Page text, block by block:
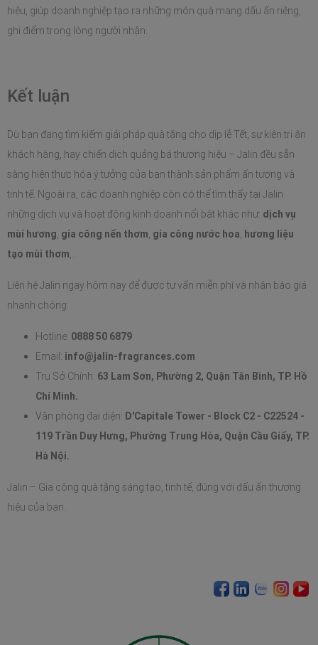
hiệu, giúp doanh nghiệp tạo ra những món quà mang dấu ấn riêng,
ghi điểm trong lòng người nhận.
Kết luận
Dù bạn đang tìm kiếm giải pháp quà tặng cho dịp lễ Tết, sự kiện tri ân
khách hàng, hay chiến dịch quảng bá thương hiệu – Jalin đều sẵn
sàng hiện thực hóa ý tưởng của bạn thành sản phẩm ấn tượng và
tinh tế. Ngoài ra, các doanh nghiệp còn có thể tìm thấy tại Jalin
những dịch vụ và hoạt động kinh doanh nổi bật khác như: dịch vụ
mùi hương gia công nến thơm gia công nước hoa hương liệu
tạo mùi thơm
Liên hệ Jalin ngay hôm nay để được tư vấn miễn phí và nhận báo giá
nhanh chóng:
Hotline: 0888 50 6879
Email: info@jalin-fragrances.com
Trụ Sở Chính: 63 Lam Sơn, Phường 2, Quận Tân Bình, TP. Hồ
Chí Minh.
Văn phòng đại diện: D'Capitale Tower - Block C2 - C22524 -
119 Trần Duy Hưng, Phường Trung Hòa, Quận Cầu Giấy, TP.
Hà Nội.
Jalin – Gia công quà tặng sáng tạo, tinh tế, đúng với dấu ấn thương
hiệu của bạn.